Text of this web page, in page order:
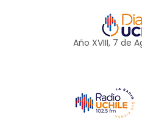
Año XVIII, 7 de